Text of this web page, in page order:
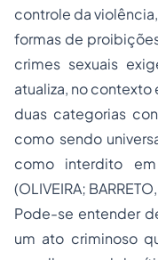
controle da
formas de
crimes sexuais
atualiza, no
duas categorias
como sendo
como interdito
(OLIVEIRA;
Pode-se entender
um ato criminoso